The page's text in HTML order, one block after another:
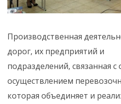
Производственная
дорог, их предприятий и
подразделений, связанная с
осуществлением
которая объединяет и